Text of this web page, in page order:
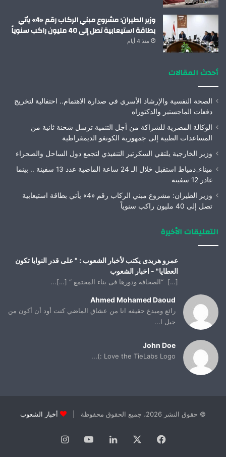
وزير الطيران: مشروع مبني الركاب رقم «4» يأتي
بطاقة استيعابية تصل إلى 40 مليون راكب سنوياً
منذ 4 أيام
أحدث المقالات
الصحة النفسية والإرشاد الأسري في صدارة الاهتمام.. احتفالية لتخريج
دفعات الماجستير والدكتوراه
الوكالة المصرية للشراكة من أجل التنمية ترسل شحنة ثانية من
المساعدات الطبية إلى جمهورية الكونغو الديمقراطية
وزير الخارجية يلتقي السكرتير التنفيذي لتجمع دول الساحل والصحراء
ميناء_دمياط استقبل خلال الـ 24 ساعة الماضية عدد 13 سفينة .. بينما
غادر 12 سفينة
وزير الطيران: مشروع مبني الركاب رقم «4» يأتي بطاقة استيعابية
تصل إلى 40 مليون راكب سنوياً
التعليقات الأخيرة
عمرو هريدى يكتب لأخبار الشعوب : " على قدر النوايا تكون
العطايا" - اخبار الشعوب
[…] “الصحافة ودورها فى بناء المجتمع “ […]...
Ahmed Mohamed Daoud
رائع ومبدع حقيقه انا من عشاق الماضي كنت أود أن أكون من
جيل ا...
John Doe
Love the TieLabs Logo :)...
© حقوق النشر 2026، جميع الحقوق محفوظة | أخبار الشعوب
فيسبوك لينكدإن يوتيوب